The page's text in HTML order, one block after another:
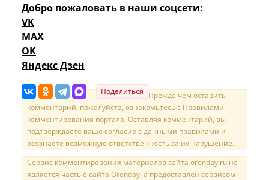
Добро пожаловать в наши соцсети:
VK
MAX
OK
Яндекс Дзен
Поделиться Прежде чем оставить
комментарий, пожалуйста, ознакомьтесь с Правилами
комментирования портала. Оставляя комментарий, вы
подтверждаете ваше согласие с данными правилами и
осознаете возможную ответственность за их нарушение.
Сервис комментирования материалов сайта orenday.ru не
является частью сайта Orenday, а предоставлен сервисом